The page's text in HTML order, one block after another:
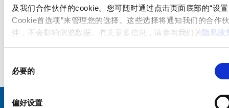
及我们合作伙伴的cookie。您可随时通过点击页面底部的“设置
Cookie首选项”来管理您的选择。这些选择将通知我们的合作
伴，不会影响浏览数据。有关更多信息，请参阅我们的隐私政
选
必要的
偏好设置